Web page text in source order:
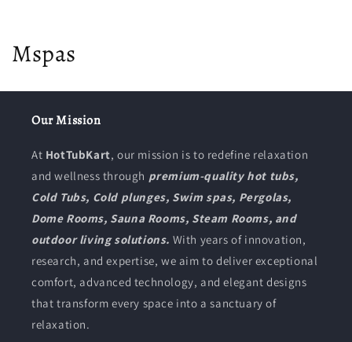
م
ج
Mspas
Our Mission
At HotTubKart, our mission is to redefine relaxation
and wellness through premium-quality hot tubs,
Cold Tubs, Cold plunges, Swim spas, Pergolas,
Dome Rooms, Sauna Rooms, Steam Rooms, and
outdoor living solutions. With years of innovation,
research, and expertise, we aim to deliver exceptional
comfort, advanced technology, and elegant designs
that transform every space into a sanctuary of
relaxation.